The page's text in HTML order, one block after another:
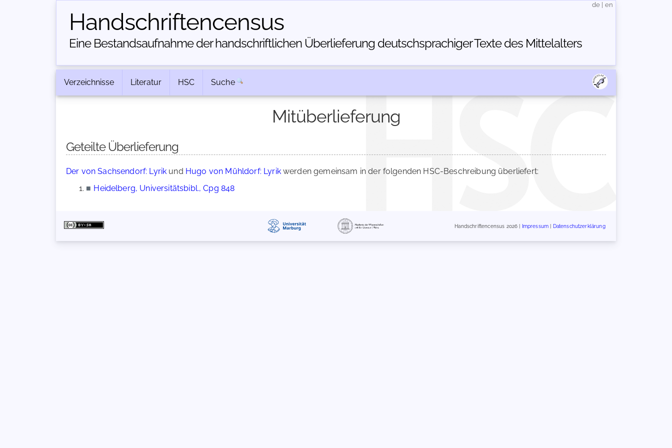
Handschriften­census
Eine Bestandsaufnahme der handschriftlichen Über­lieferung deutschsprachiger Texte des Mittelalters
de en
Verzeichnisse Literatur HSC Suche
Mitüberlieferung
Geteilte Überlieferung
Der von Sachsendorf: Lyrik und Hugo von Mühldorf: Lyrikwerden gemeinsam in der folgenden HSC-Beschreibung überliefert:
■ Heidelberg, Universitätsbibl., Cpg 848
Handschriftencensus 2026 | Impressum Datenschutzerklärung